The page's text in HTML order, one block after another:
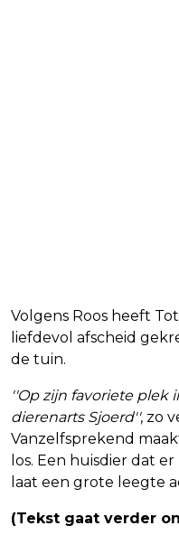
Volgens Roos heeft
liefdevol afscheid
de tuin.
''Op zijn favoriete plek
dierenarts Sjoerd'', zo
Vanzelfsprekend
los. Een huisdier dat
laat een grote leegte
(Tekst gaat verder